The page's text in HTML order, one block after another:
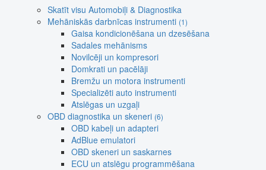
Skatīt visu Automobiļi & Diagnostika
Mehāniskās darbnīcas instrumenti (1)
Gaisa kondicionēšana un dzesēšana
Sadales mehānisms
Novilcēji un kompresori
Domkrati un pacēlāji
Bremžu un motora instrumenti
Specializēti auto instrumenti
Atslēgas un uzgaļi
OBD diagnostika un skeneri (6)
OBD kabeļi un adapteri
AdBlue emulatori
OBD skeneri un saskarnes
ECU un atslēgu programmēšana